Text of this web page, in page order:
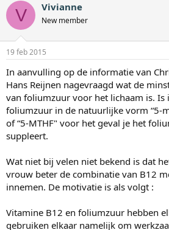
V Vivianne
New member
19 feb 2015
In aanvulling op de informatie van
Hans Reijnen nagevraagd wat de
van foliumzuur voor het lichaam is. Is
foliumzuur in de natuurlijke vorm “5-
of “5-MTHF" voor het geval je het
suppleert.
Wat niet bij velen niet bekend is dat
vrouw beter de combinatie van B12
innemen. De motivatie is als volgt :
Vitamine B12 en foliumzuur hebben
gebruiken elkaar namelijk om